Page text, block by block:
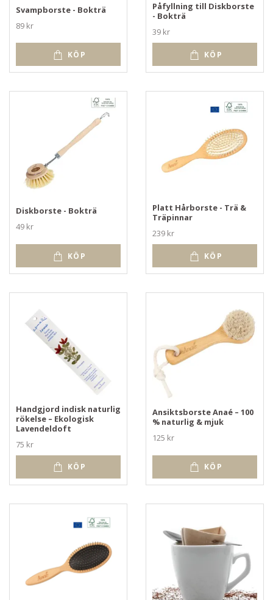
Svampborste - Bokträ
89 kr
KÖP
Påfyllning till Diskborste
- Bokträ
39 kr
KÖP
Diskborste - Bokträ
49 kr
KÖP
Platt Hårborste - Trä &
Träpinnar
239 kr
KÖP
Handgjord indisk naturlig
rökelse – Ekologisk
Lavendeldoft
75 kr
KÖP
Ansiktsborste Anaé – 100
% naturlig & mjuk
125 kr
KÖP